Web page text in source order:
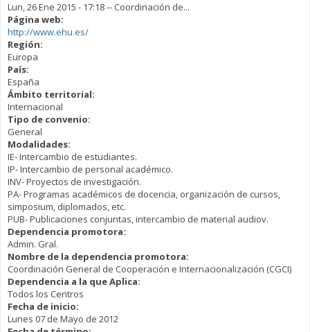
Lun, 26 Ene 2015 - 17:18-- Coordinación de...
Página web:
http://www.ehu.es/
Región:
Europa
País:
España
Ámbito territorial:
Internacional
Tipo de convenio:
General
Modalidades:
IE- Intercambio de estudiantes.
IP- Intercambio de personal académico.
INV- Proyectos de investigación.
PA- Programas académicos de docencia, organización de cursos,
simposium, diplomados, etc.
PUB- Publicaciones conjuntas, intercambio de material audiov.
Dependencia promotora:
Admin. Gral.
Nombre de la dependencia promotora:
Coordinación General de Cooperación e Internacionalización (CGCI)
Dependencia a la que Aplica:
Todos los Centros
Fecha de inicio:
Lunes 07 de Mayo de 2012